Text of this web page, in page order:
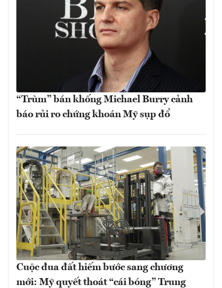
“Trùm” bán khống Michael Burry cảnh
báo rủi ro chứng khoán Mỹ sụp đổ
Cuộc đua đất hiếm bước sang chương
mới: Mỹ quyết thoát “cái bóng” Trung